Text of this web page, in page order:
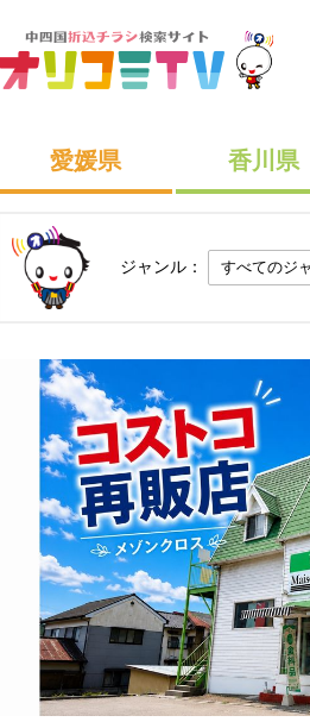
愛媛県 香川県
ジャンル：